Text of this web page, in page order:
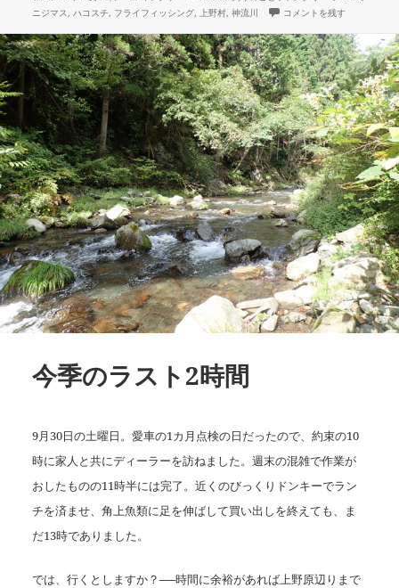
日:
成
者
ゴ
ー
ニジマス, ハコスチ, フライフィッシング, 上野村, 神流川 ハコスチに完敗 に
コメントを残す
今季のラスト2時間
9月30日の土曜日。愛車の1カ月点検の日だったので、約束の10
時に家人と共にディーラーを訪ねました。週末の混雑で作業が
おしたものの11時半には完了。近くのびっくりドンキーでラン
チを済ませ、角上魚類に足を伸ばして買い出しを終えても、ま
だ13時でありました。
では、行くとしますか？──時間に余裕があれば上野原辺りまで